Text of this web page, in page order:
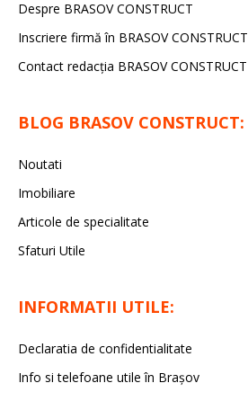
Despre BRASOV CONSTRUCT
Inscriere firmă în BRASOV CONSTRUCT
Contact redacţia BRASOV CONSTRUCT
BLOG BRASOV CONSTRUCT:
Noutati
Imobiliare
Articole de specialitate
Sfaturi Utile
INFORMATII UTILE:
Declaratia de confidentialitate
Info si telefoane utile în Braşov